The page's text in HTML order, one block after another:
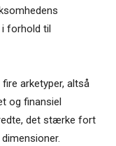
i forhold til
arketyper, altså
og finansiel
det stærke fort